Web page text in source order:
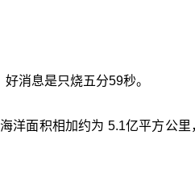
消息是只烧五分59秒。
面积相加约为 5.1亿平方公里